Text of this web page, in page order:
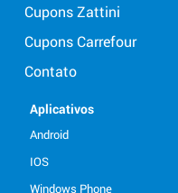
Cupons Zattini
Cupons Carrefour
Contato
Aplicativos
Android
IOS
Windows Phone